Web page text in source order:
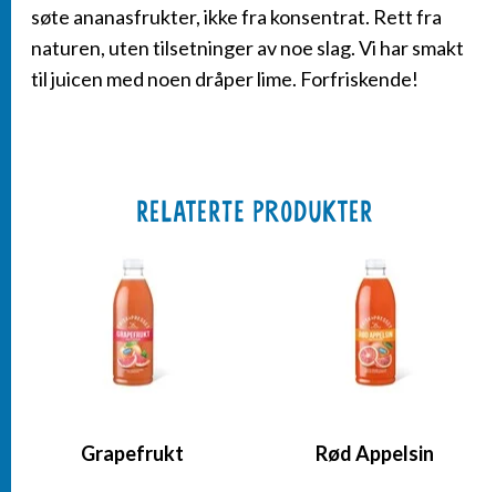
søte ananasfrukter, ikke fra konsentrat. Rett fra
naturen, uten tilsetninger av noe slag. Vi har smakt
til juicen med noen dråper lime. Forfriskende!
RELATERTE PRODUKTER
Grapefrukt Rød Appelsin